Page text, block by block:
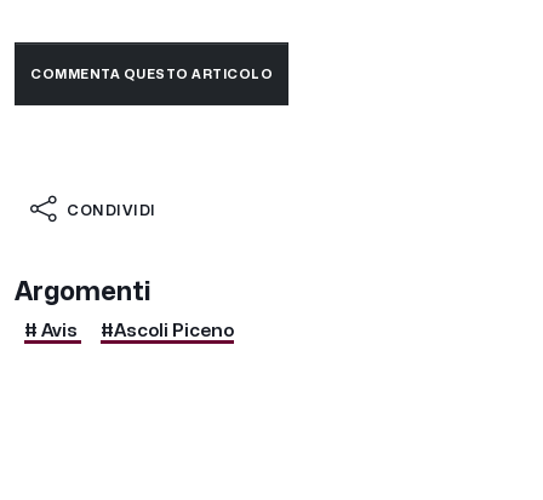
COMMENTA QUESTO ARTICOLO
CONDIVIDI
Argomenti
# Avis #Ascoli Piceno